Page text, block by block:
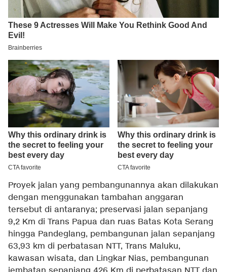
Proyek jalan yang pembangunannya akan dilakukan
dengan menggunakan tambahan anggaran
tersebut di antaranya; preservasi jalan sepanjang
9,2 Km di Trans Papua dan ruas Batas Kota Serang
hingga Pandeglang, pembangunan jalan sepanjang
63,93 km di perbatasan NTT, Trans Maluku,
kawasan wisata, dan Lingkar Nias, pembangunan